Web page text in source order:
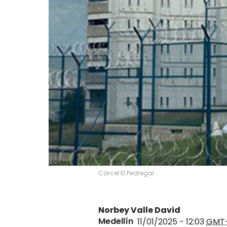
Cárcel El Pedregal
Norbey Valle David
Medellín 11/01/2025 - 12:03